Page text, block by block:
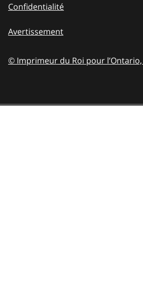
Confidentialité
Avertissement
© Imprimeur du Roi pour l’Ontario,